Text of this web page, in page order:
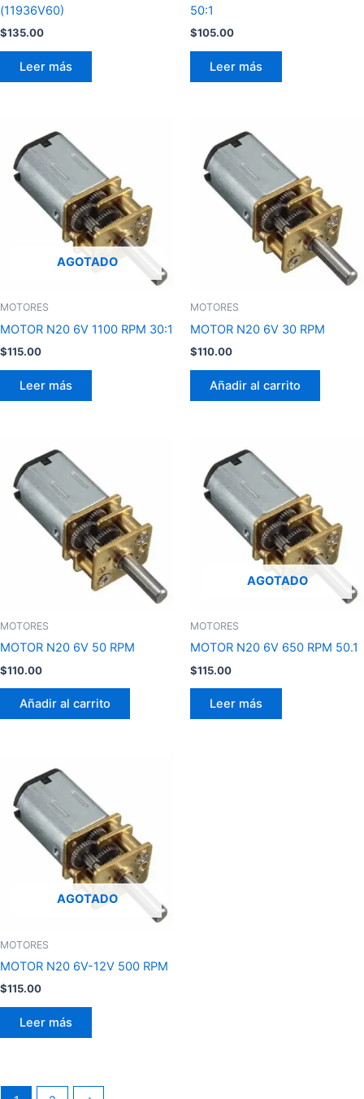
(11936V60)
$135.00
Leer más
50:1
$105.00
Leer más
AGOTADO
MOTORES
MOTOR N20 6V 1100 RPM 30:1
$115.00
Leer más
MOTORES
MOTOR N20 6V 30 RPM
$110.00
Añadir al carrito
MOTORES
MOTOR N20 6V 50 RPM
$110.00
Añadir al carrito
AGOTADO
MOTORES
MOTOR N20 6V 650 RPM 50.1
$115.00
Leer más
AGOTADO
MOTORES
MOTOR N20 6V-12V 500 RPM
$115.00
Leer más